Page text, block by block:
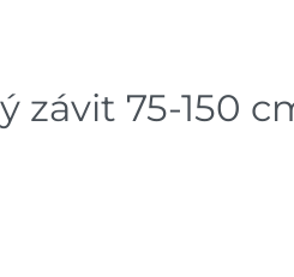
závit 75-150